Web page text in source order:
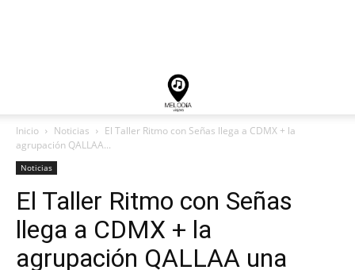
Inicio Noticias
El Taller Ritmo con Señas llega a CDMX + la
agrupación QALLAA...
Noticias
El Taller Ritmo con Señas
llega a CDMX + la
agrupación QALLAA una